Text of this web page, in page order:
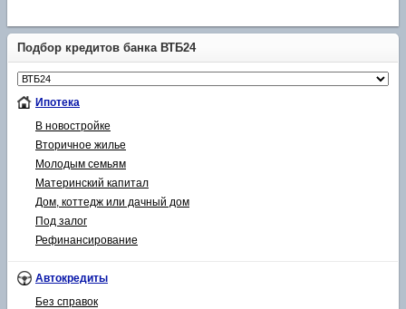
Подбор кредитов банка ВТБ24
Ипотека
В новостройке
Вторичное жилье
Молодым семьям
Материнский капитал
Дом, коттедж или дачный дом
Под залог
Рефинансирование
Автокредиты
Без справок